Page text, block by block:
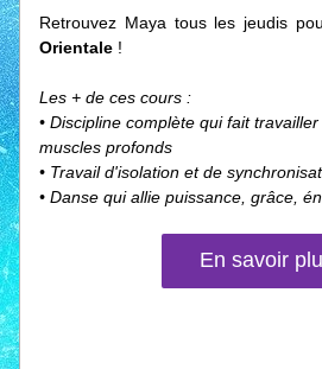
Retrouvez Maya tous les jeudis
Orientale !
Les + de ces cours :
• Discipline complète qui fait
muscles profonds
• Travail d'isolation et de
• Danse qui allie puissance, grâce,
En savoir